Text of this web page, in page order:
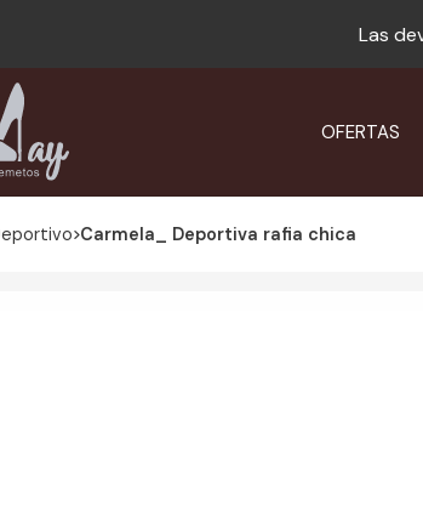
Las
OFERTAS
deportivo Carmela_ Deportiva rafia chica